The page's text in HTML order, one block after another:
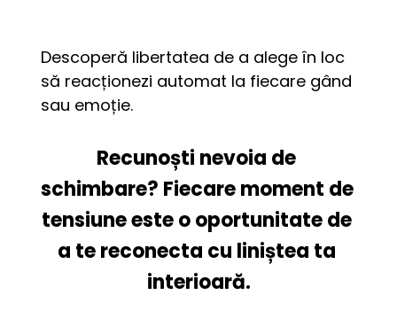
Descoperă libertatea de a alege în loc
să reacționezi automat la fiecare gând
sau emoție.
Recunoști nevoia de
schimbare? Fiecare moment de
tensiune este o oportunitate de
a te reconecta cu liniștea ta
interioară.